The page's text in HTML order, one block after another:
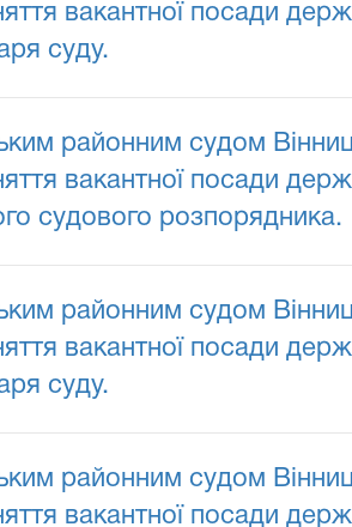
вакантної посади
суду.
районним судом
вакантної посади
судового розпорядника.
районним судом
вакантної посади
суду.
районним судом
вакантної посади